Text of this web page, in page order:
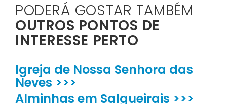
PODERÁ GOSTAR TAMBÉM
OUTROS PONTOS DE
INTERESSE PERTO
Igreja de Nossa Senhora das
Neves >>>
Alminhas em Salgueirais >>>